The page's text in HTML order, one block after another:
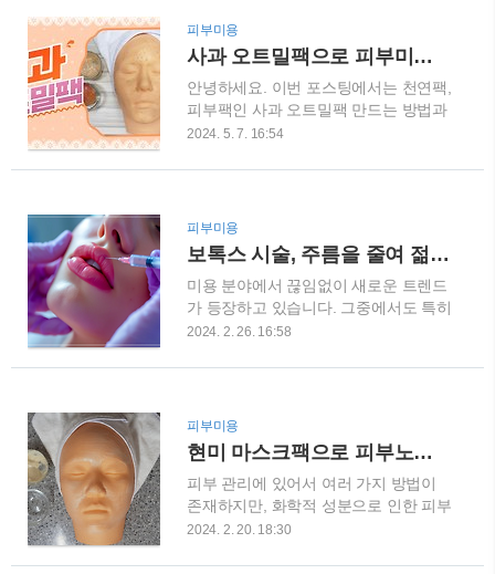
가성비 최고 가격 ✅ 자연스럽게 피부에
밀착되어 편하게 사용 가능 비싼 리프팅
마스크 부담스러우셨다면 이거 한 번 써
보세요! 오아오 멀..
한 피부로 변신!~이 제품을 도입한 후로
피부가 유독 촉촉해진 것을 체감할 수
있었습니다. 특히 얼굴이 건조하거나,
건조한 계절에 사용하기에 이상적이었
으며, 아침을 상쾌하게 시작하며 자신감
까지 상승하는 경험을 했습니다! 간단
용을 통해 피부가 점점 개선되는 것을
느낄 수 있었습니다. 린제이 모델링팩
에스테틱 피부관리샵용 1kg, 쿨티트리
+팩도구 3..., 1세트COUPAN..
피부미용
사과 오트밀팩으로 피부미인 만들기 천연피부팩 효과와 장점
안녕하세요. 이번 포스팅에서는 천연팩,
피부팩인 사과 오트밀팩 만드는 방법과
사과 오트밀팩 효과와 장점에 대해 자세
기 사과를 깨끗이 씻어 적당한 크기로
줍니다. 피부에 자극을 주지 않도록 주
의해야 합니다.곱게 간 사과에 오트밀가
루를 넣어 섞어줍니다.완성된 사과 오트
밀 마스크팩을 피부에 고르게 발라줍니
다.10-15분 후 세안합니다. 사과 오트밀
팩 만드는 방법 동영상으로 확인하
효과적입니다.사과에 들어있는 항산화
성분 폴리페놀이 노화를 예방하고 피부
개선에 도움을 줍니다.사과의 과일산은
각질 제거에 효과적이어서 필링팩으로..
2024. 5. 7. 16:54
피부미용
보톡스 시술, 주름을 줄여 젊음을 찾는 방법입니다.
미용 분야에서 끊임없이 새로운 트렌드
가 등장하고 있습니다. 그중에서도 특히
주목받고 있는 것이 바로 '보톡스 시
하게 피부의 주름을 줄여주며, 미용뿐만
고 있습니다. 이번 글에서는 보톡스 시
술에 대해 자세히 알아보도록 하겠습니
다. 보톡스란 무엇인가? 보톡스는 보툴
리눔 톡신의 약어로, 일종의 단백질로써
특정 균주에서 생성되는 독소입니다. 이
독소는 고농도에서는 심각한 식중독을
2024. 2. 26. 16:58
피부미용
현미 마스크팩으로 피부노화를 막아주고 촉촉한 피부를 유지하세요
피부 관리에 있어서 여러 가지 방법이
존재하지만, 화학적 성분으로 인한 피부
트러블이나 알레르기 반응을 우려해 천
2024. 2. 20. 18:30